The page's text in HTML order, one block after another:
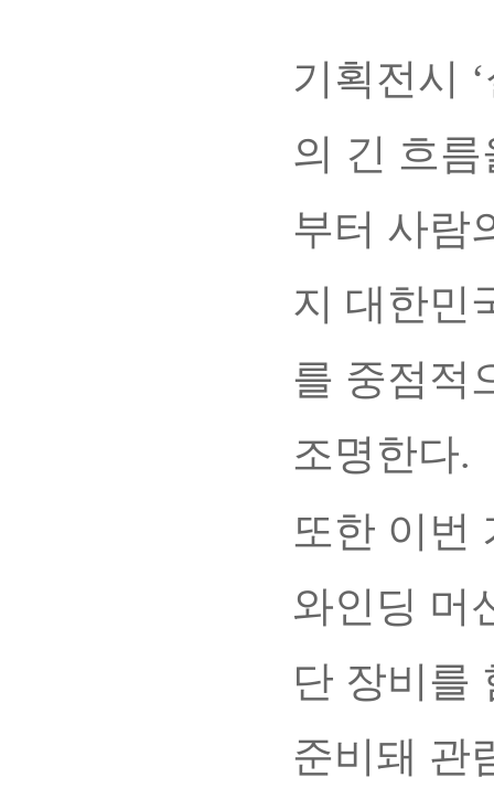
기획전시
의 긴 흐
부터 사람
지 대한민
를 중점적
조명한다.
또한 이번
와인딩 머
단 장비를
준비돼 관